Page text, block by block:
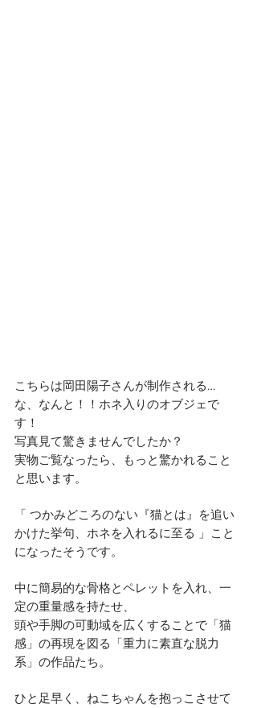
こちらは岡田陽子さんが制作される…
な、なんと！！ホネ入りのオブジェで
す！
写真見て驚きませんでしたか？
実物ご覧なったら、もっと驚かれること
と思います。
「 つかみどころのない『猫とは』を追い
かけた挙句、ホネを入れるに至る 」こと
になったそうです。
中に簡易的な骨格とペレットを入れ、一
定の重量感を持たせ、
頭や手脚の可動域を広くすることで「猫
感」の再現を図る「重力に素直な脱力
系」の作品たち。
ひと足早く、ねこちゃんを抱っこさせて